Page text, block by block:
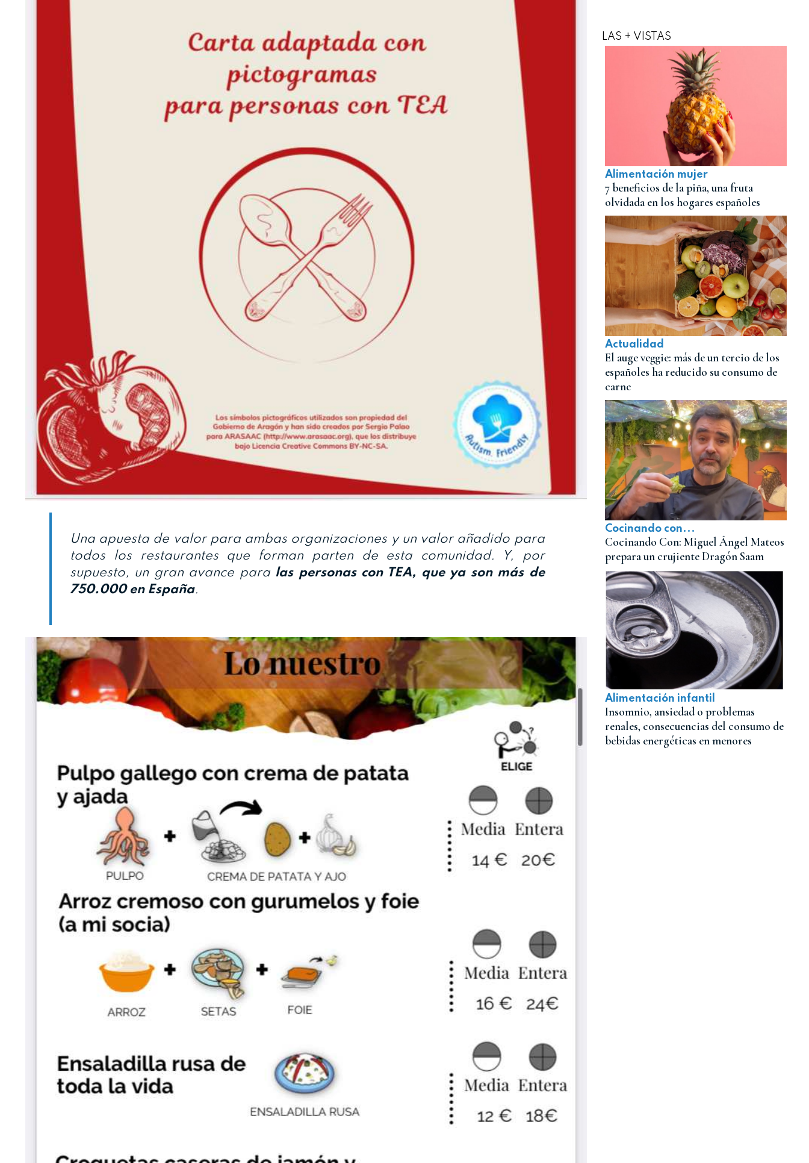
Una apuesta de valor para ambas organizaciones y un valor añadido para
todos los restaurantes que forman parten de esta comunidad. Y, por
supuesto, un gran avance para las personas con TEA, que ya son más de
750.000 en España.
LAS + VISTAS
Alimentación mujer
7 beneficios de la piña, una fruta
olvidada en los hogares españoles
Actualidad
El auge veggie: más de un tercio de los
españoles ha reducido su consumo de
carne
Cocinando con...
Cocinando Con: Miguel Ángel Mateos
prepara un crujiente Dragón Saam
Alimentación infantil
Insomnio, ansiedad o problemas
renales, consecuencias del consumo de
bebidas energéticas en menores